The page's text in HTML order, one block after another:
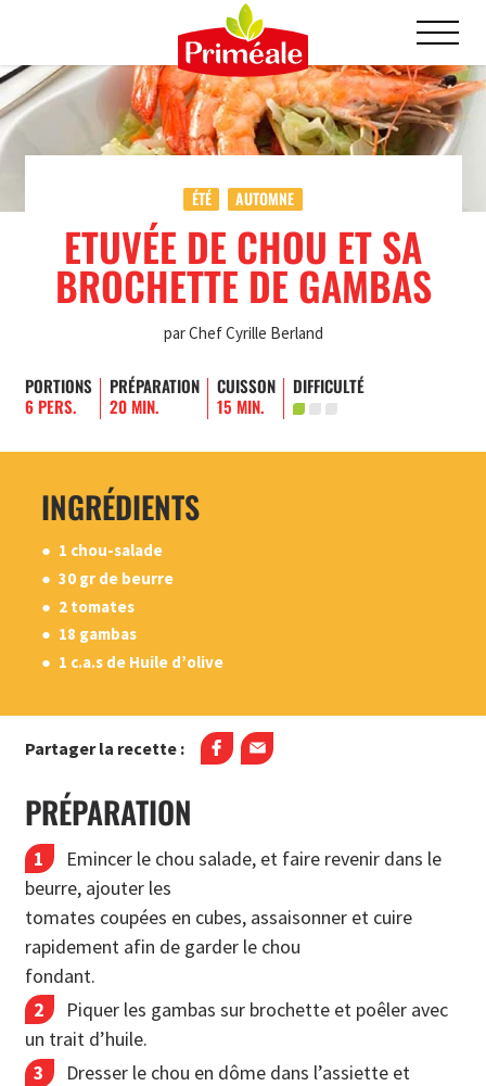
ÉTÉ AUTOMNE
ETUVÉE DE CHOU ET SA
BROCHETTE DE GAMBAS
par Chef Cyrille Berland
PORTIONS
6 PERS.
PRÉPARATION
20 MIN.
CUISSON
15 MIN.
DIFFICULTÉ
INGRÉDIENTS
1 chou-salade
30 gr de beurre
2 tomates
18 gambas
1 c.a.s de Huile d’olive
Partager la recette :
PRÉPARATION
Emincer le chou salade, et faire revenir dans le
beurre, ajouter les
tomates coupées en cubes, assaisonner et cuire
rapidement afin de garder le chou
fondant.
Piquer les gambas sur brochette et poêler avec
un trait d’huile.
Dresser le chou en dôme dans l’assiette et